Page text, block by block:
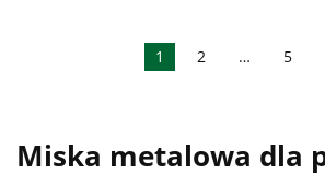
1 2 … 5
Miska metalowa dla